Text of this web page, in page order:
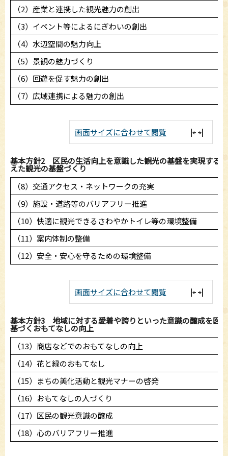
（2）産業と連携した観光魅力の創出
（3）イベント等によるにぎわいの創出
（4）水辺空間の魅力向上
（5）景観の魅力づくり
（6）回遊を促す魅力の創出
（7）広域連携による魅力の創出
画面サイズに合わせて閲覧
基本方針2 区民の生活向上を意識した観光の基盤を実現する
えた観光の基盤づくり
（8）交通アクセス・ネットワークの充実
（9）施設・道路等のバリアフリー推進
（10）快適に観光できるさわやかトイレ等の環境整備
（11）案内体制の整備
（12）安全・安心を守るための環境整備
画面サイズに合わせて閲覧
基本方針3 地域に対する愛着や誇りといった意識の醸成を図
基づくおもてなしの向上
（13）商店などでのおもてなしの向上
（14）花と緑のおもてなし
（15）まちの美化活動と観光マナーの啓発
（16）おもてなしの人づくり
（17）区民の観光意識の醸成
（18）心のバリアフリー推進